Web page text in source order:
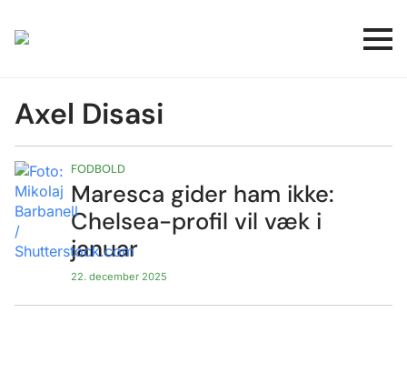
Axel Disasi
Maresca gider ham ikke:
Chelsea-profil vil væk i
januar
22. december 2025
FODBOLD